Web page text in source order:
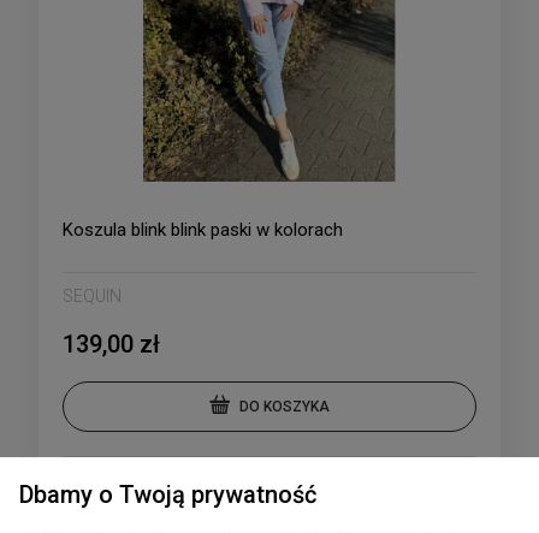
Koszula blink blink paski w kolorach
SEQUIN
139,00 zł
DO KOSZYKA
1 ... 7
Dbamy o Twoją prywatność